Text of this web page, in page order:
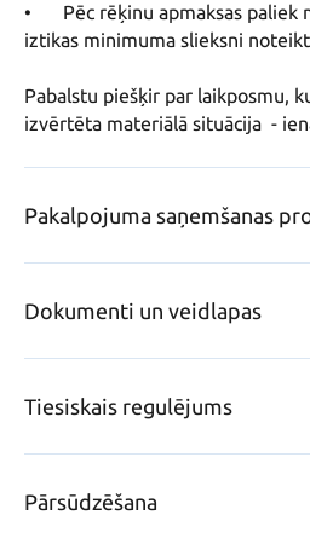
•	Pēc rēķinu apmaksas paliek mazāk par garantētā
iztikas minimuma slieksni
Pabalstu piešķir par laikposmu,
izvērtēta materiālā situācija  -
Pakalpojuma saņemšanas
Dokumenti un veidlapas
Tiesiskais regulējums
Pārsūdzēšana